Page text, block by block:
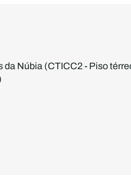
Núbia (CTICC2 - Piso